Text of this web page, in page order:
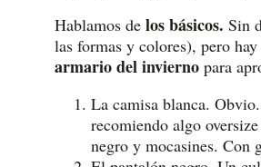
Hablamos de los básicos. Sin
las formas y colores), pero
armario del invierno para
La camisa blanca.
recomiendo algo
negro y mocasines. Con